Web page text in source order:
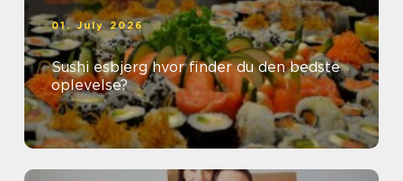
01. July 2026
Sushi esbjerg hvor finder du den bedste
oplevelse?